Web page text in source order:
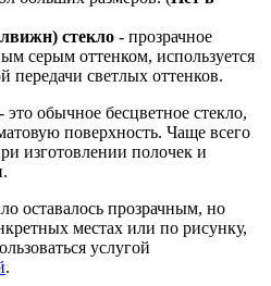
стекло - прозрачное
серым оттенком, используется
передачи светлых оттенков.
- это обычное бесцветное стекло,
поверхность. Чаще всего
изготовлении полочек и
оставалось прозрачным, но
местах или по рисунку,
услугой
.